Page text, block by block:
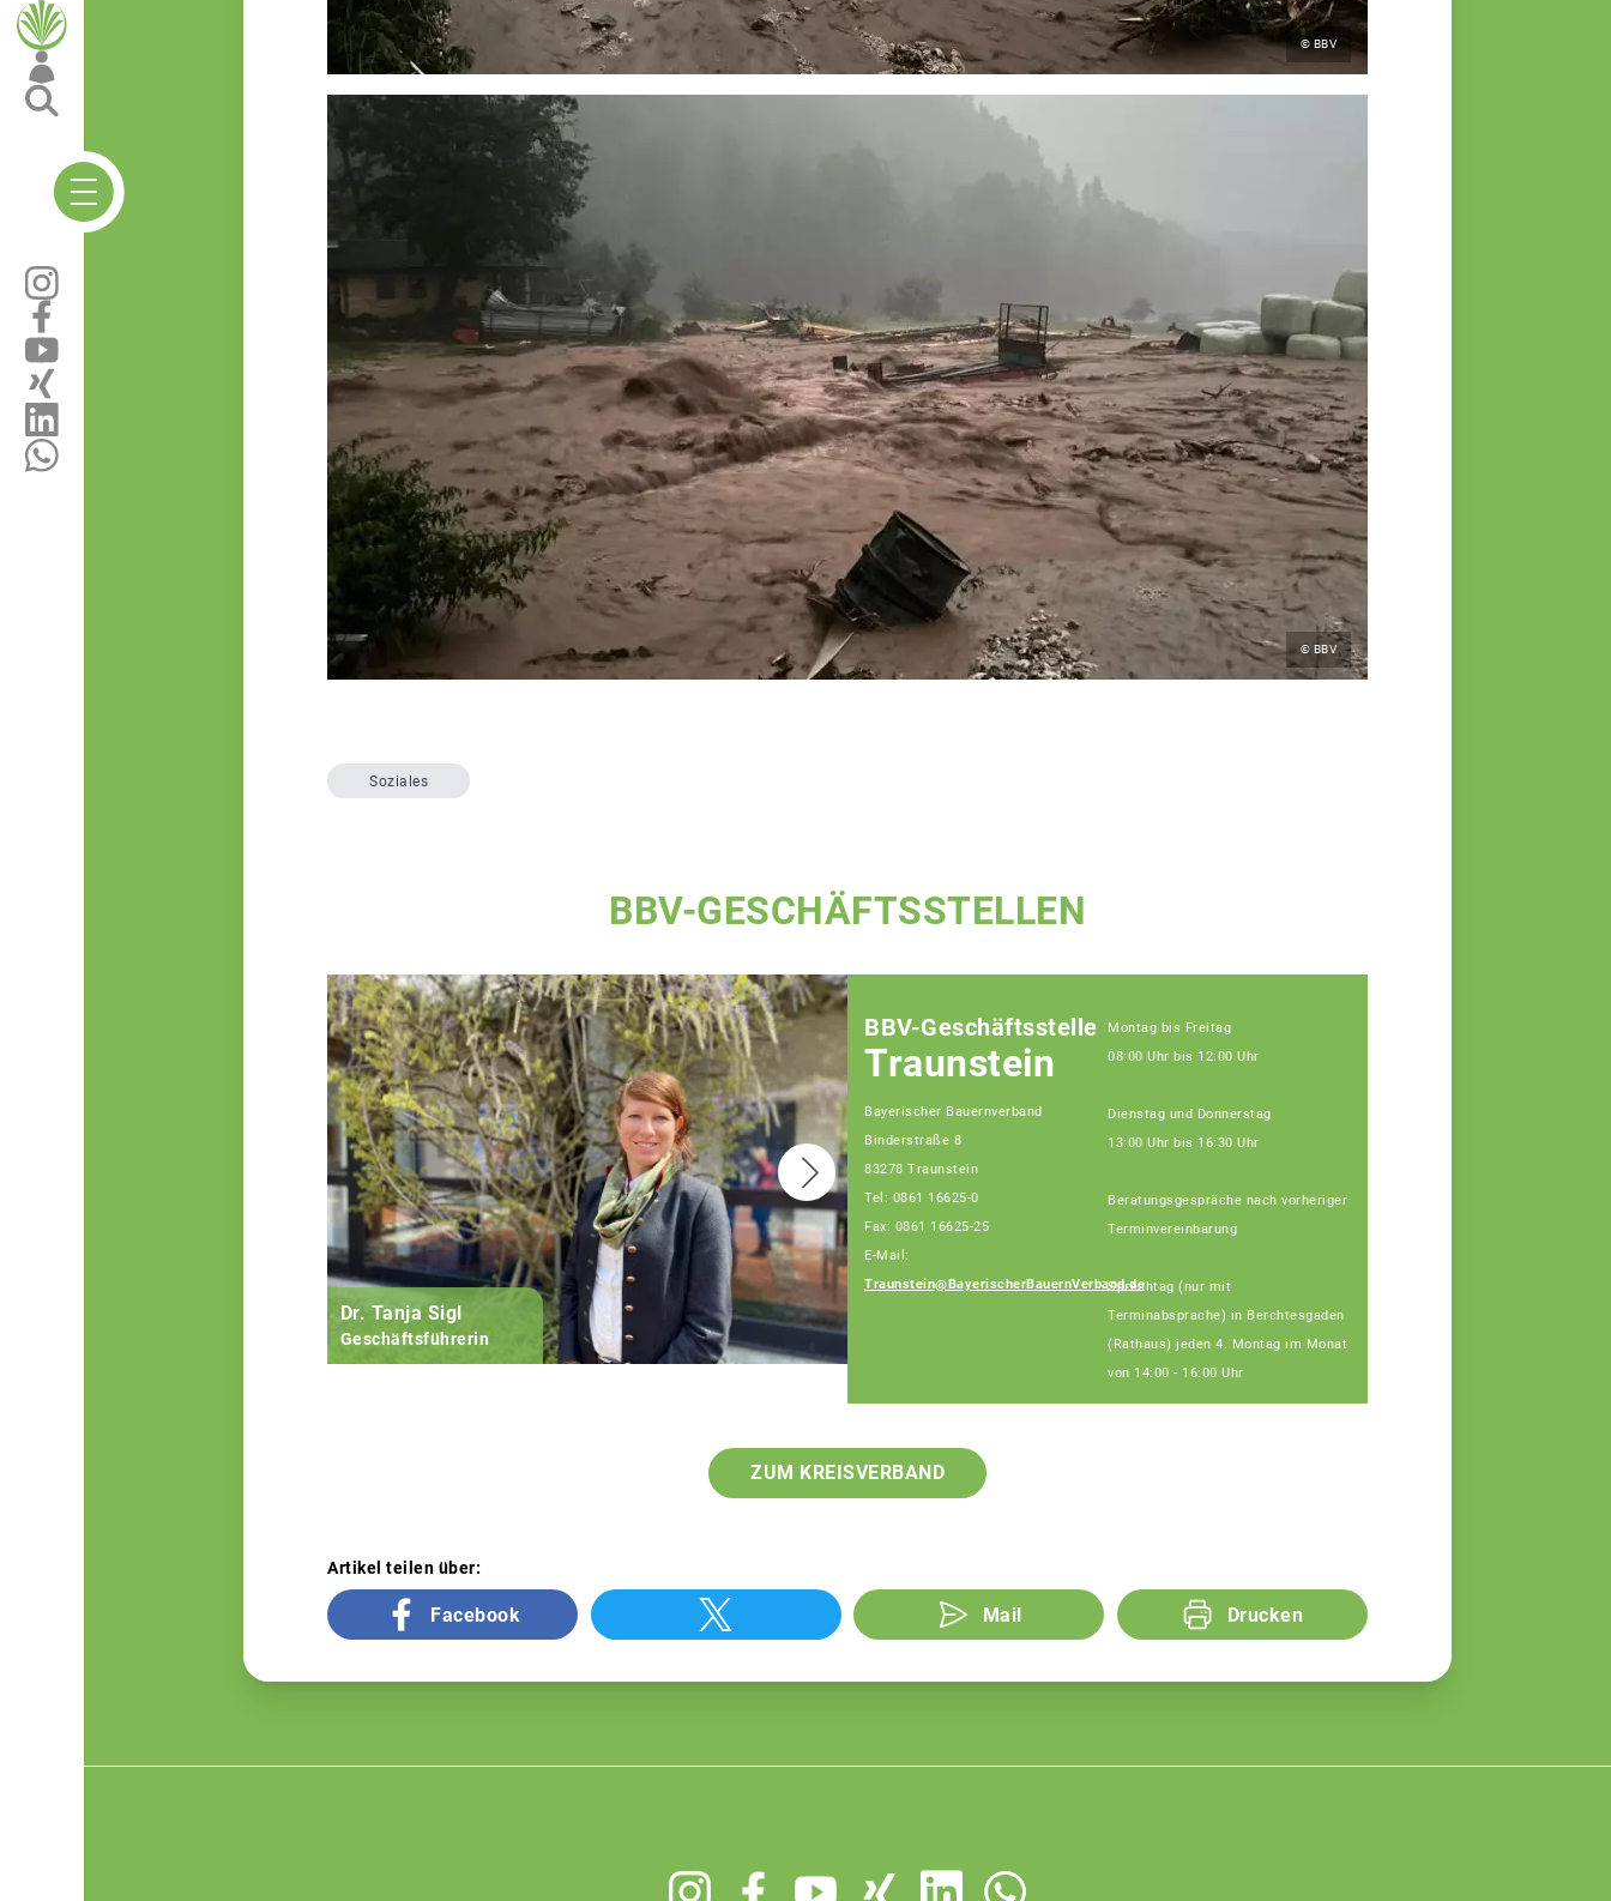
© BBV
© BBV
Soziales
BBV-GESCHÄFTSSTELLEN
Dr. Tanja Sigl
Geschäftsführerin
BBV-Geschäftsstelle
Traunstein
Bayerischer Bauernverband
Binderstraße 8
83278 Traunstein
Tel: 0861 16625-0
Fax: 0861 16625-25
E-Mail:
Traunstein@BayerischerBauernVerband.de
Montag bis Freitag
08:00 Uhr bis 12:00 Uhr
Dienstag und Donnerstag
13:00 Uhr bis 16:30 Uhr
Beratungsgespräche nach vorheriger
Terminvereinbarung
Sprechtag (nur mit
Terminabsprache) in Berchtesgaden
(Rathaus) jeden 4. Montag im Monat
von 14:00 - 16:00 Uhr
ZUM KREISVERBAND
Artikel teilen über:
Facebook Mail Drucken